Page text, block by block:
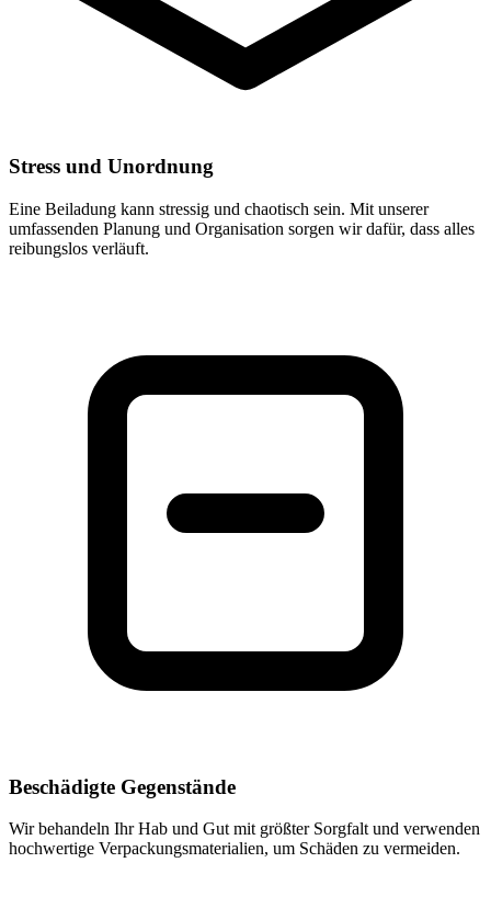
Stress und Unordnung
Eine Beiladung kann stressig und chaotisch sein. Mit unserer
umfassenden Planung und Organisation sorgen wir dafür, dass alles
reibungslos verläuft.
Beschädigte Gegenstände
Wir behandeln Ihr Hab und Gut mit größter Sorgfalt und verwenden
hochwertige Verpackungsmaterialien, um Schäden zu vermeiden.